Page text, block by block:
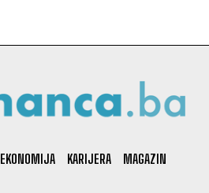
EKONOMIJA KARIJERA
MAGAZIN